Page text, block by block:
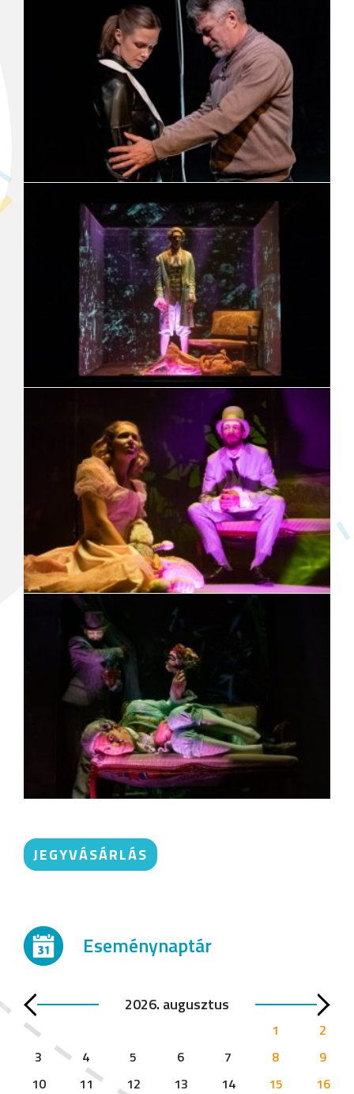
JEGYVÁSÁRLÁS
Eseménynaptár
2026. augusztus
1
2
3
4 5 6 7 8
9
10
11 12 13 14 15
16